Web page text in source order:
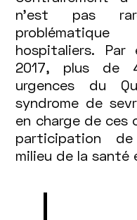
n’est pas
hospitaliers. Par
2017, plus de
urgences du
syndrome de
en charge de ces
participation
milieu de la santé